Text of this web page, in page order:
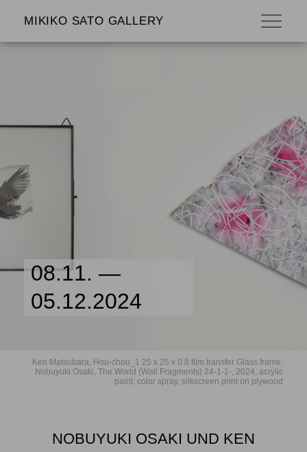
MIKIKO SATO GALLERY
08.11. —
05.12.2024
Ken Matsubara, Hou-chou_1 25 x 25 x 0.8 film transfer Glass frame,
Nobuyuki Osaki, The World (Wall Fragments) 24-1-1-, 2024, acrylic
paint, color spray, silkscreen print on plywood
NOBUYUKI OSAKI UND KEN